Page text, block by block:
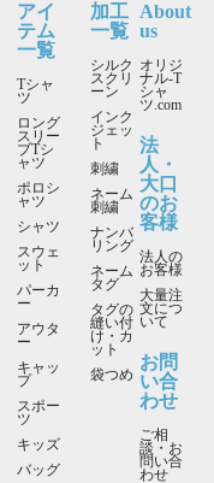
アイ
テム
一覧
Tシャ
ツ
ロング
スリー
ブTシ
ャツ
ポロシ
ャツ
シャツ
スウェ
ット
パーカ
ー
アウタ
ー
キャッ
プ
スポー
ツ
キッズ
バッグ
加工
一覧
シルク
スクリ
ーン
インク
ジェッ
ト
刺繍
ネーム
刺繍
ナンバ
リング
ネーム
タグ
タグの
縫い付
け・カ
ット
袋つめ
About
us
オリジ
ナル-T
シャ
ツ.com
法
人・
大口
のお
客様
法人の
お客様
大量注
文につ
いて
お問
い合
わせ
ご相
談・お
問い合
わせ